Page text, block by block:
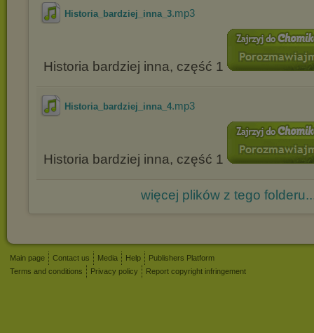
Historia_bardziej_inna_3.mp3
Historia bardziej inna, część 1
Historia_bardziej_inna_4.mp3
Historia bardziej inna, część 1
więcej plików z tego
Main page Contact us Media Help
Publishers Platform
Terms and conditions
Privacy policy Report copyright infringement